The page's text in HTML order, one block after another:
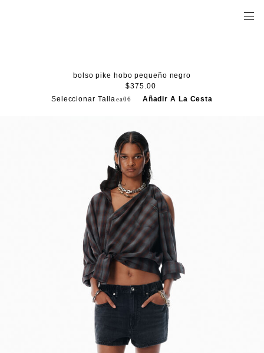
bolso pike hobo pequeño negro
$375.00
Seleccionar Talla
Añadir A La Cesta